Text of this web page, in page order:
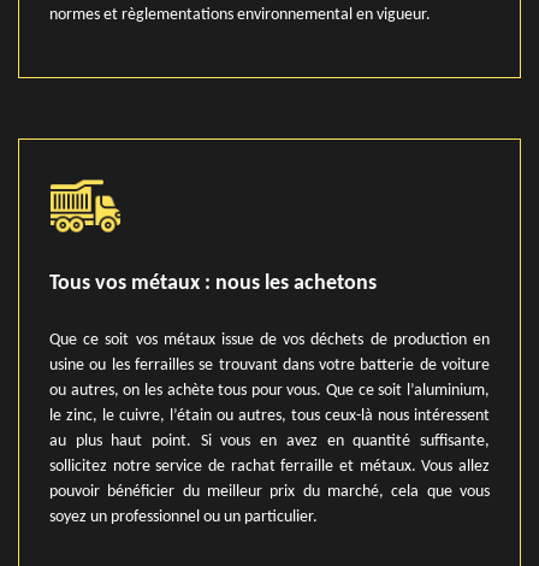
normes et règlementations environnemental en vigueur.
Tous vos métaux : nous les achetons
Que ce soit vos métaux issue de vos déchets de production en
usine ou les ferrailles se trouvant dans votre batterie de voiture
ou autres, on les achète tous pour vous. Que ce soit l’aluminium,
le zinc, le cuivre, l’étain ou autres, tous ceux-là nous intéressent
au plus haut point. Si vous en avez en quantité suffisante,
sollicitez notre service de rachat ferraille et métaux. Vous allez
pouvoir bénéficier du meilleur prix du marché, cela que vous
soyez un professionnel ou un particulier.